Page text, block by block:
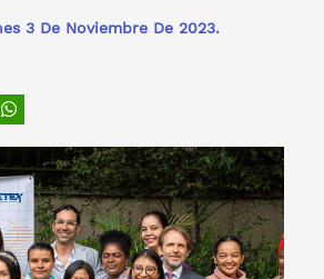
3 De Noviembre De 2023.